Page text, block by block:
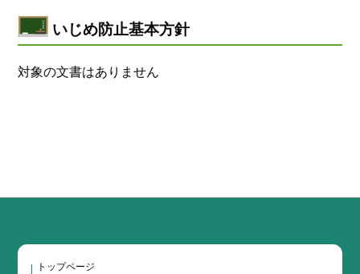
いじめ防止基本方針
対象の文書はありません
トップページ